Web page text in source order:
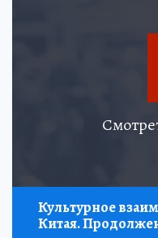
Культурное
Китая.